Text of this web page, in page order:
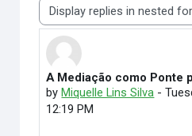
Display mode
A Mediação como Ponte
by Miquelle Lins Silva -
12:19 PM
Number of replies: 0